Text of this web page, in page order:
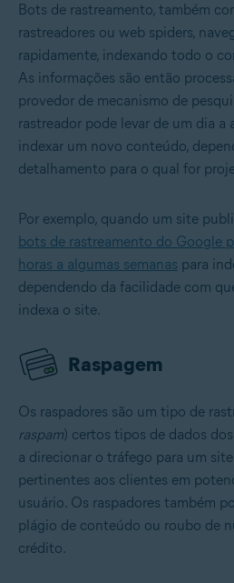
Bots de rastreamento, também
rastreadores ou web spiders,
rapidamente, indexando todo o
As informações são então
provedor de mecanismo de
rastreador pode levar de um dia a
indexar um novo conteúdo,
detalhamento para o qual for
Por exemplo, quando um site
bots de rastreamento do Google
horas a algumas semanas para
dependendo da facilidade com
indexa o site.
Raspagem
Os raspadores são um tipo de
raspam) certos tipos de dados
a direcionar o tráfego para um
pertinentes aos clientes em
usuário. Os raspadores também
plágio de conteúdo ou roubo de
crédito.